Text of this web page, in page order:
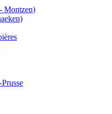
Montzen)